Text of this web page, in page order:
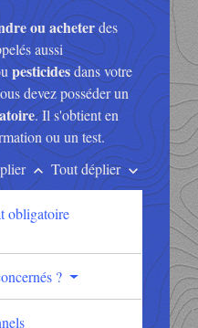
ou acheterdes
aussi
pesticidesdans votre
devez posséder un
. Il s'obtient en
ou un test.
keyboard_arrow_up Tout déplierkeyboard_arrow_down
obligatoire
?